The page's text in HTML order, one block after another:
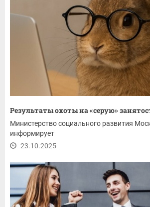
Результаты охоты на «серую»
Министерство социального развития
информирует
23.10.2025